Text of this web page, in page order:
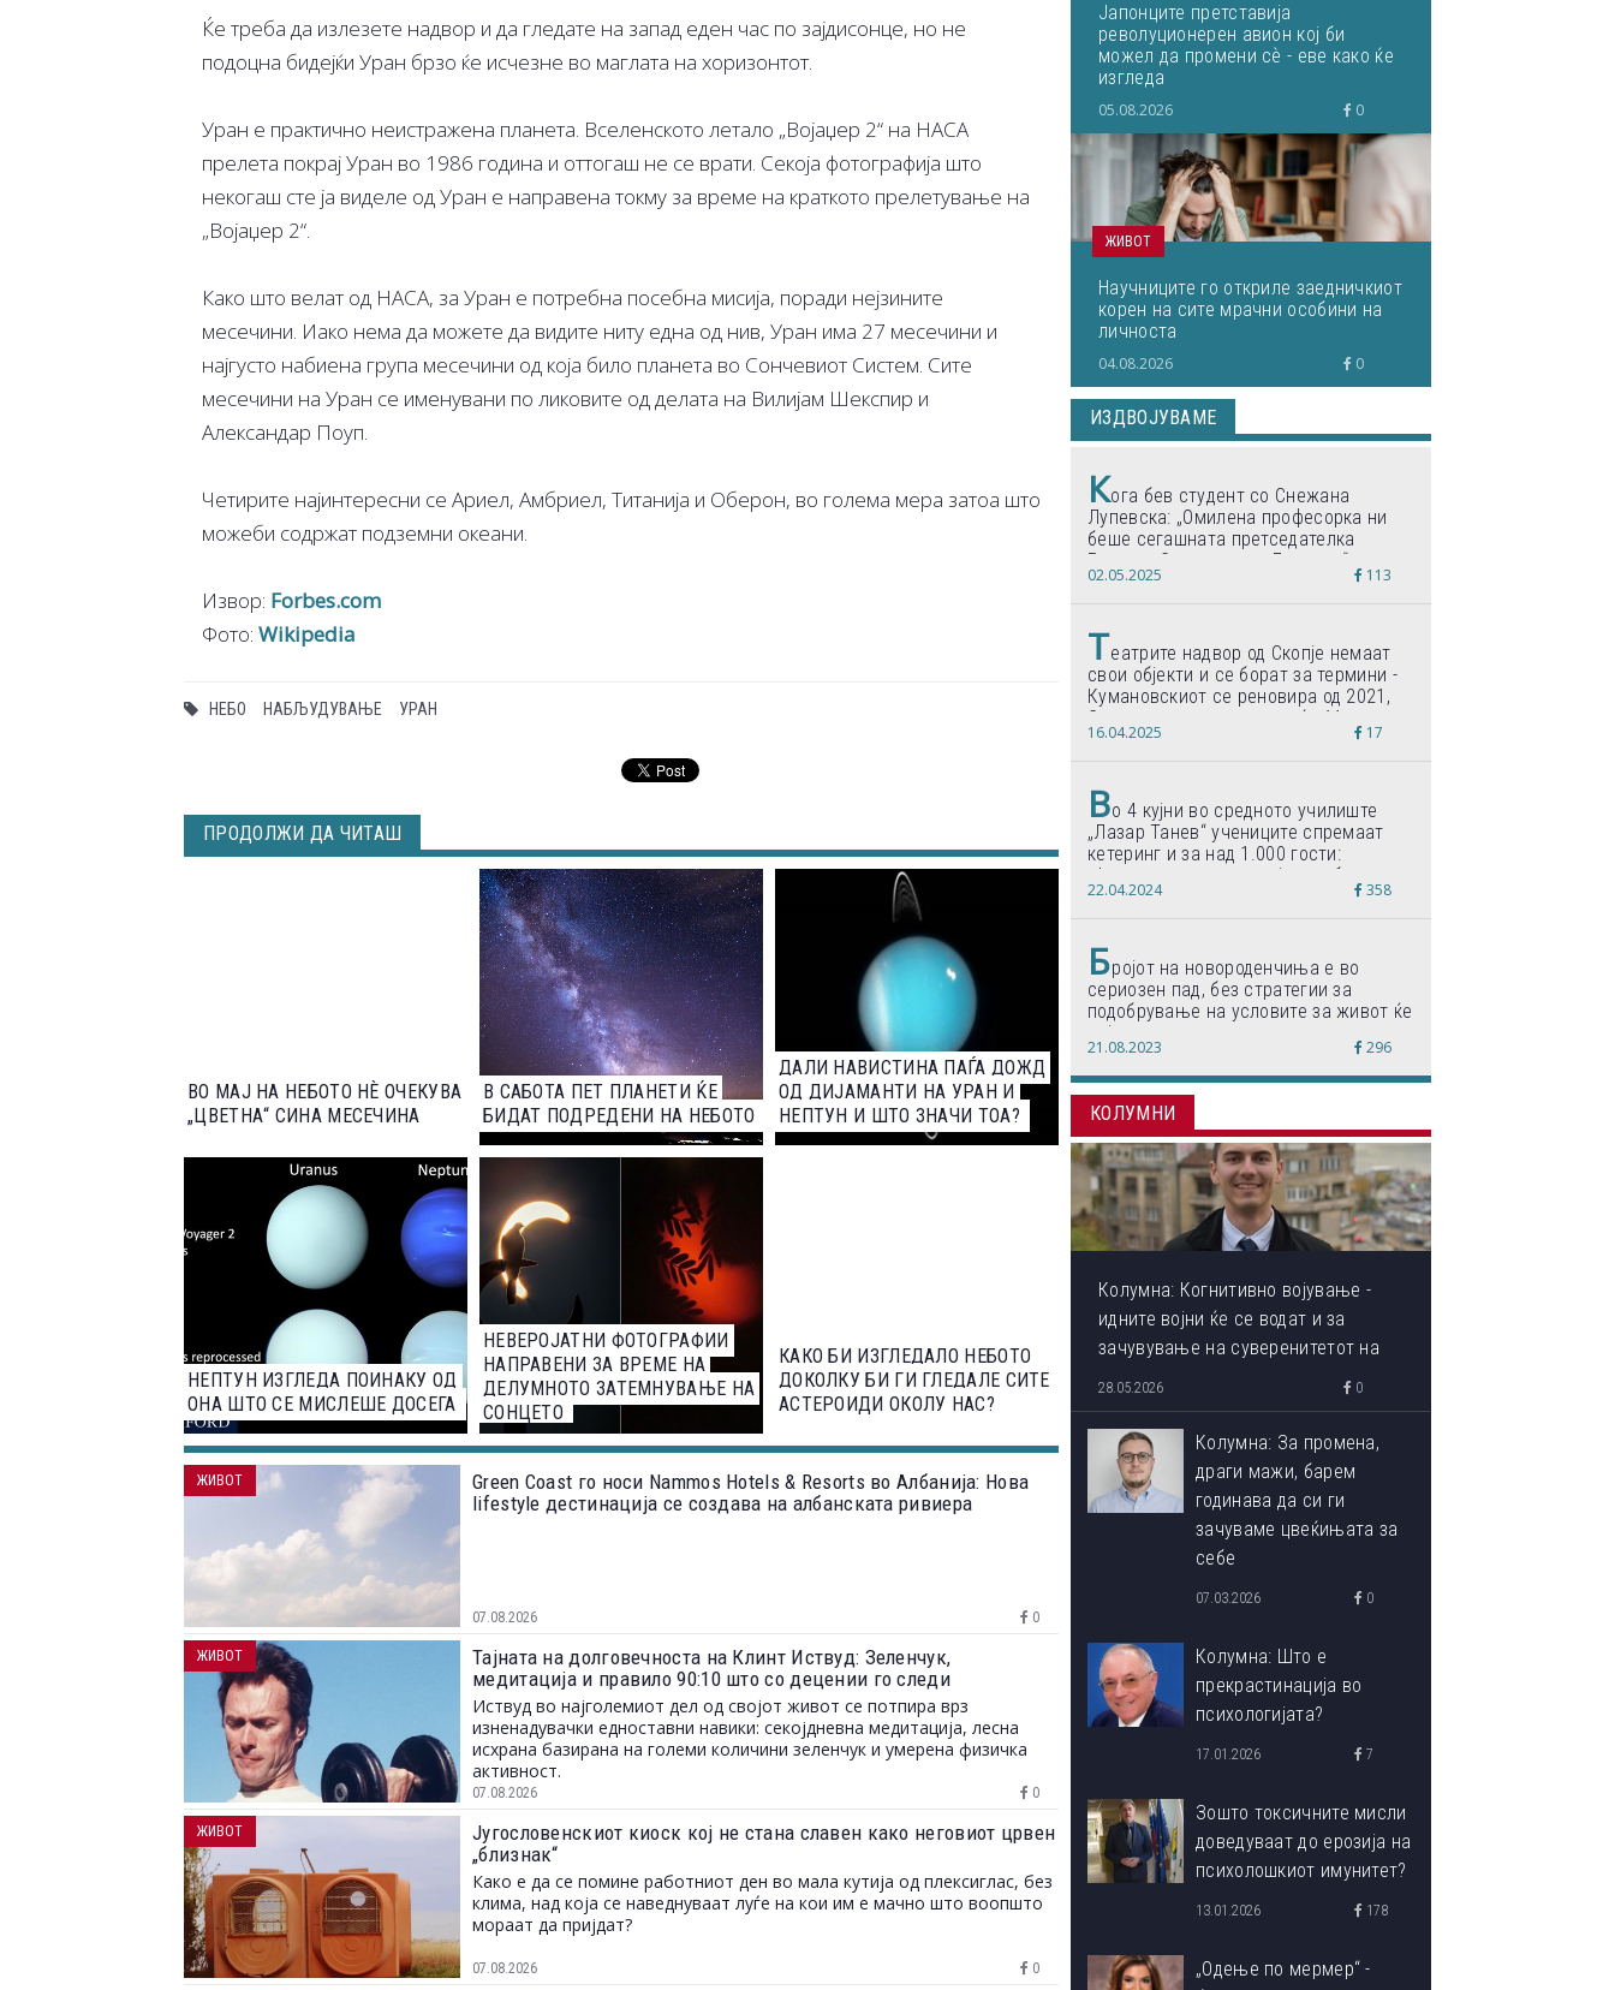
Ќе треба да излезете надвор и да гледате на запад еден час по зајдисонце, но не
подоцна бидејќи Уран брзо ќе исчезне во маглата на хоризонтот.
Уран е практично неистражена планета. Вселенското летало „Војаџер 2“ на НАСА
прелета покрај Уран во 1986 година и оттогаш не се врати. Секоја фотографија што
некогаш сте ја виделе од Уран е направена токму за време на краткото прелетување на
„Војаџер 2“.
Како што велат од НАСА, за Уран е потребна посебна мисија, поради нејзините
месечини. Иако нема да можете да видите ниту една од нив, Уран има 27 месечини и
најгусто набиена група месечини од која било планета во Сончевиот Систем. Сите
месечини на Уран се именувани по ликовите од делата на Вилијам Шекспир и
Александар Поуп.
Четирите најинтересни се Ариел, Амбриел, Титанија и Оберон, во голема мера затоа што
можеби содржат подземни океани.
Извор: Forbes.com
Фото: Wikipedia
НЕБО НАБЉУДУВАЊЕ УРАН
ПРОДОЛЖИ ДА ЧИТАШ
ВО МАЈ НА НЕБОТО НЀ ОЧЕКУВА
„ЦВЕТНА“ СИНА МЕСЕЧИНА
В САБОТА ПЕТ ПЛАНЕТИ ЌЕ
БИДАТ ПОДРЕДЕНИ НА НЕБОТО
ДАЛИ НАВИСТИНА ПАЃА ДОЖД
ОД ДИЈАМАНТИ НА УРАН И
НЕПТУН И ШТО ЗНАЧИ ТОА?
НЕПТУН ИЗГЛЕДА ПОИНАКУ ОД
ОНА ШТО СЕ МИСЛЕШЕ ДОСЕГА
НЕВЕРОЈАТНИ ФОТОГРАФИИ
НАПРАВЕНИ ЗА ВРЕМЕ НА
ДЕЛУМНОТО ЗАТЕМНУВАЊЕ НА
СОНЦЕТО
КАКО БИ ИЗГЛЕДАЛО НЕБОТО
ДОКОЛКУ БИ ГИ ГЛЕДАЛЕ СИТЕ
АСТЕРОИДИ ОКОЛУ НАС?
Green Coast го носи Nammos Hotels & Resorts во Албанија: Нова
lifestyle дестинација се создава на албанската ривиера
07.08.2026 0
ЖИВОТ
Тајната на долговечноста на Клинт Иствуд: Зеленчук,
медитација и правило 90:10 што со децении го следи
Иствуд во најголемиот дел од својот живот се потпира врз
изненадувачки едноставни навики: секојдневна медитација, лесна
исхрана базирана на големи количини зеленчук и умерена физичка
активност.
07.08.2026 0
ЖИВОТ
Југословенскиот киоск кој не стана славен како неговиот црвен
„близнак“
Како е да се помине работниот ден во мала кутија од плексиглас, без
клима, над која се наведнуваат луѓе на кои им е мачно што воопшто
мораат да пријдат?
07.08.2026 0
ЖИВОТ
Јапонците претставија
револуционерен авион кој би
можел да промени сѐ - еве како ќе
изгледа
05.08.2026 0
ЖИВОТ
Научниците го откриле заедничкиот
корен на сите мрачни особини на
личноста
04.08.2026 0
ИЗДВОЈУВАМЕ
Кога бев студент со Снежана
Лупевска: „Омилена професорка ни
беше сегашната претседателка
Гордана Сиљановска-Давкова“
02.05.2025 113
Театрите надвор од Скопје немаат
свои објекти и се борат за термини -
Кумановскиот се реновира од 2021,
Струмичкиот се гради веќе 11 години
16.04.2025 17
Во 4 кујни во средното училиште
„Лазар Танев“ учениците спремаат
кетеринг и за над 1.000 гости:
„Формиравме компанија и работиме
по светски стандарди“
22.04.2024 358
Бројот на новороденчиња е во
сериозен пад, без стратегии за
подобрување на условите за живот ќе
дојде до затворање на училишта,
предупредуваат експертите
21.08.2023 296
КОЛУМНИ
Колумна: Когнитивно војување -
идните војни ќе се водат и за
зачувување на суверенитетот на
сопствениот ум
28.05.2026 0
Колумна: За промена,
драги мажи, барем
годинава да си ги
зачуваме цвеќињата за
себе
07.03.2026 0
Колумна: Што е
прекрастинација во
психологијата?
17.01.2026 7
Зошто токсичните мисли
доведуваат до ерозија на
психолошкиот имунитет?
13.01.2026 178
„Одење по мермер“ -